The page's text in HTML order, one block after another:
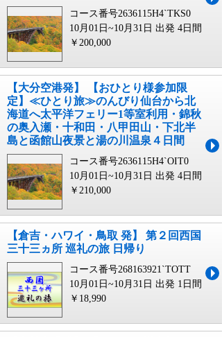
コース番号2636115H4`TKS0
10月01日~10月31日 出発 4日間
￥200,000
【大分空港発】 【おひとり様参加限
定】≪ひとり旅≫のんびり仙台から北
海道へ太平洋フェリー1等室利用・錦秋
の奥入瀬・十和田・八甲田山・下北半
島と函館山夜景と湯の川温泉４日間
コース番号2636115H4`OIT0
10月01日~10月31日 出発 4日間
￥210,000
【倉吉・ハワイ・鳥取 発】 第２回西国
三十三ヵ所 巡礼の旅 日帰り
コース番号268163921`TOTT
10月01日~10月31日 出発 1日間
￥18,990